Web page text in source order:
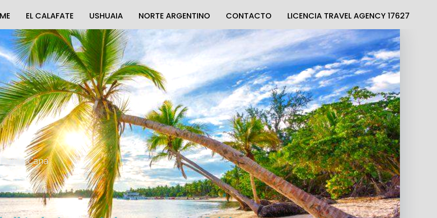
EL CALAFATE USHUAIA NORTE ARGENTINO CONTACTO LICENCIA TRAVEL AGENCY 17627
Cana